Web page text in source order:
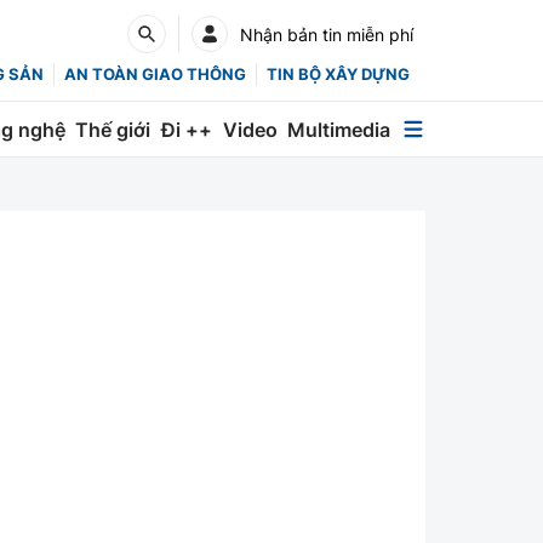
Nhận bản tin miễn phí
SẢN AN TOÀN GIAO THÔNG TIN BỘ XÂY DỰNG
nghệ Thế giới Đi ++ Video Multimedia